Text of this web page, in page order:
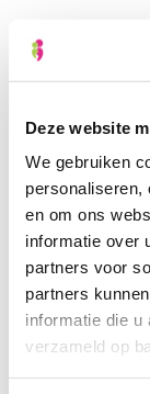
Deze website
We gebruiken
personaliseren,
en om ons
informatie over
partners voor
partners
informatie die u
verzameld op
Tijdens
assisteren de
werken in
Kraamtijd
Tijdens de